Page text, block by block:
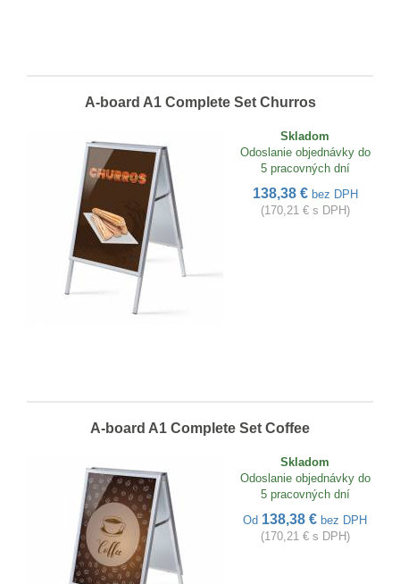
A-board A1 Complete Set Churros
Skladom
Odoslanie objednávky do
5 pracovných dní
138,38 € bez DPH
(170,21 € s DPH)
A-board A1 Complete Set Coffee
Skladom
Odoslanie objednávky do
5 pracovných dní
Od 138,38 € bez DPH
(170,21 € s DPH)